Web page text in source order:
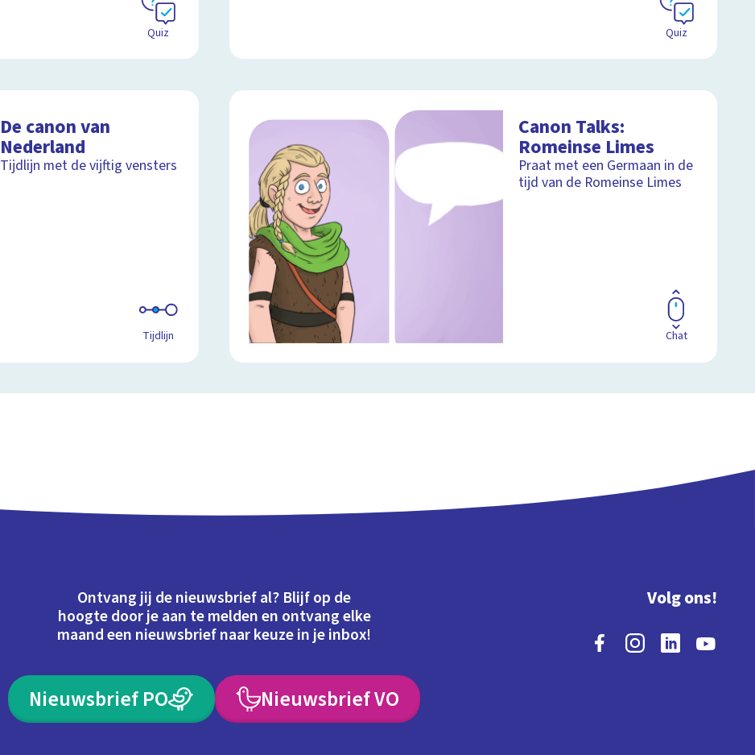
Quiz Quiz
De canon van
Nederland
Tijdlijn met de vijftig vensters
Tijdlijn
Canon Talks:
Romeinse Limes
Praat met een Germaan in de
tijd van de Romeinse Limes
Chat
Ontvang jij de nieuwsbrief al? Blijf op de
hoogte door je aan te melden en ontvang elke
maand een nieuwsbrief naar keuze in je inbox!
Nieuwsbrief PO Nieuwsbrief VO
Volg ons!